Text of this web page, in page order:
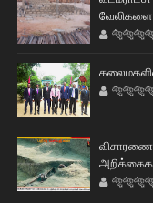
வேலிகளை